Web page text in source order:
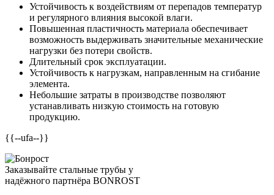
Устойчивость к воздействиям от перепадов температур
и регулярного влияния высокой влаги.
Повышенная пластичность материала обеспечивает
возможность выдерживать значительные механические
нагрузки без потери свойств.
Длительный срок эксплуатации.
Устойчивость к нагрузкам, направленным на сгибание
элемента.
Небольшие затраты в производстве позволяют
устанавливать низкую стоимость на готовую
продукцию.
{{--ufa--}}
Заказывайте стальные трубы у
надёжного партнёра BONROST